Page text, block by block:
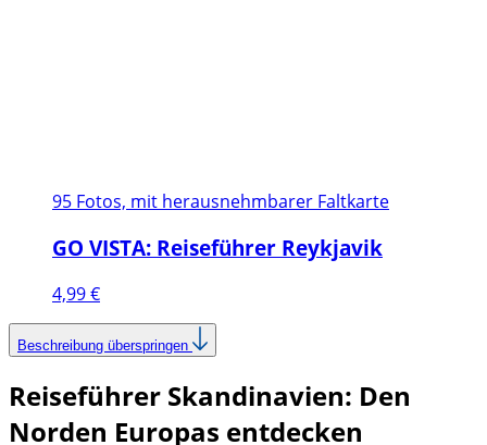
95 Fotos, mit herausnehmbarer Faltkarte
GO VISTA: Reiseführer Reykjavik
4,99€
Beschreibung überspringen
Reiseführer Skandinavien: Den
Norden Europas entdecken